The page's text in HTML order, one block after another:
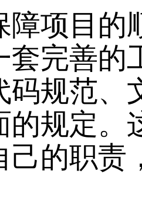
障项目的
套完善的
码规范、
的规定。
己的职责